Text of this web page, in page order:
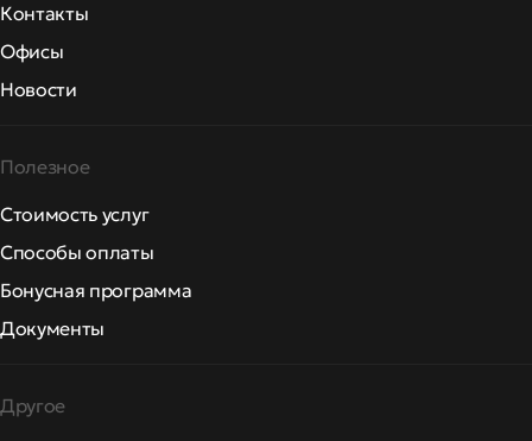
Контакты
Офисы
Новости
Полезное
Стоимость услуг
Способы оплаты
Бонусная программа
Документы
Другое